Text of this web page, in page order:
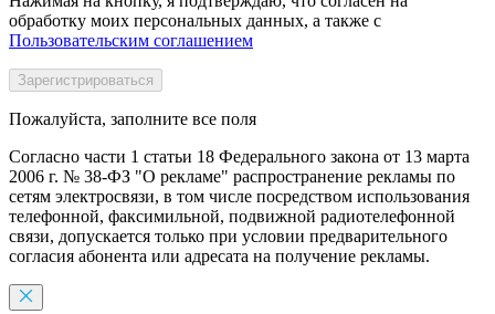
обработку моих персональных данных, а также с
Пользовательским соглашением
Пожалуйста, заполните все поля
Согласно части 1 статьи 18 Федерального закона от 13 марта
2006 г. № 38-ФЗ "О рекламе" распространение рекламы по
сетям электросвязи, в том числе посредством использования
телефонной, факсимильной, подвижной радиотелефонной
связи, допускается только при условии предварительного
согласия абонента или адресата на получение рекламы.